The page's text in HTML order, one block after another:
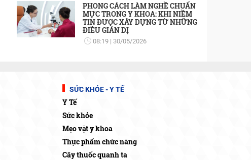
PHONG CÁCH LÀM NGHỀ CHUẨN
MỰC TRONG Y KHOA: KHI NIỀM
TIN ĐƯỢC XÂY DỰNG TỪ NHỮNG
ĐIỀU GIẢN DỊ
08:19 30/05/2026
SỨC KHỎE - Y TẾ
Y Tế
Sức khỏe
Mẹo vặt y khoa
Thực phẩm chức năng
Cây thuốc quanh ta